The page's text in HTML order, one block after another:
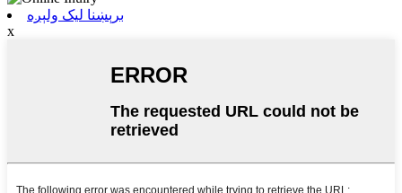
برېښنا لیک ولېږه
x